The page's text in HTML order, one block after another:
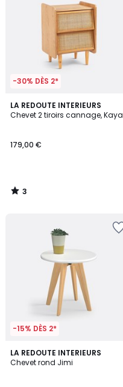
-30% DÈS 2*
LA REDOUTE INTERIEURS
Chevet 2 tiroirs cannage, Kaya
179,00 €
3
/
3
/
-15% DÈS 2*
LA REDOUTE INTERIEURS
Chevet rond Jimi
4,5
/ 5